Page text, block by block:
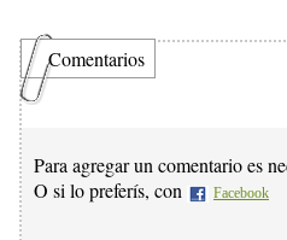
Comentarios
Para agregar un comentario es
O si lo preferís, con Facebook